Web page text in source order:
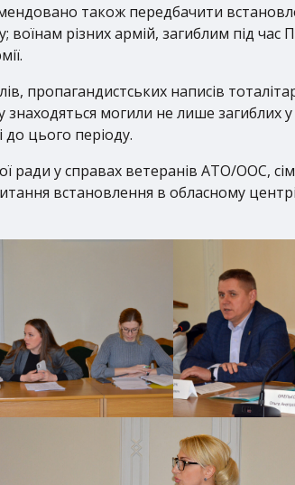
також передбачити
різних армій, загиблим під час
пропагандистських написів
могили не лише загиблих
до цього періоду.
ради у справах ветеранів АТО/ООС,
встановлення в обласному